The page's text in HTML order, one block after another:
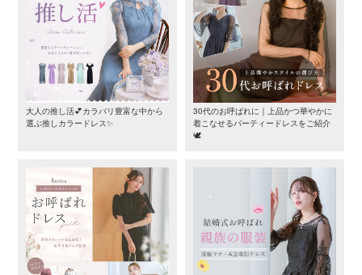
大人の推し活💕カラバリ豊富な中から
選ぶ推しカラードレス✨
30代のお呼ばれに｜上品かつ華やかに
着こなせるパーティードレスをご紹介
🕊️